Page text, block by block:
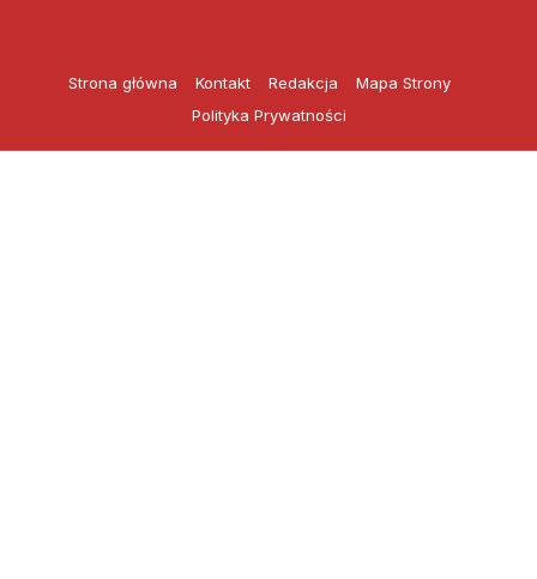
Strona główna Kontakt Redakcja
Mapa Strony
Polityka Prywatności